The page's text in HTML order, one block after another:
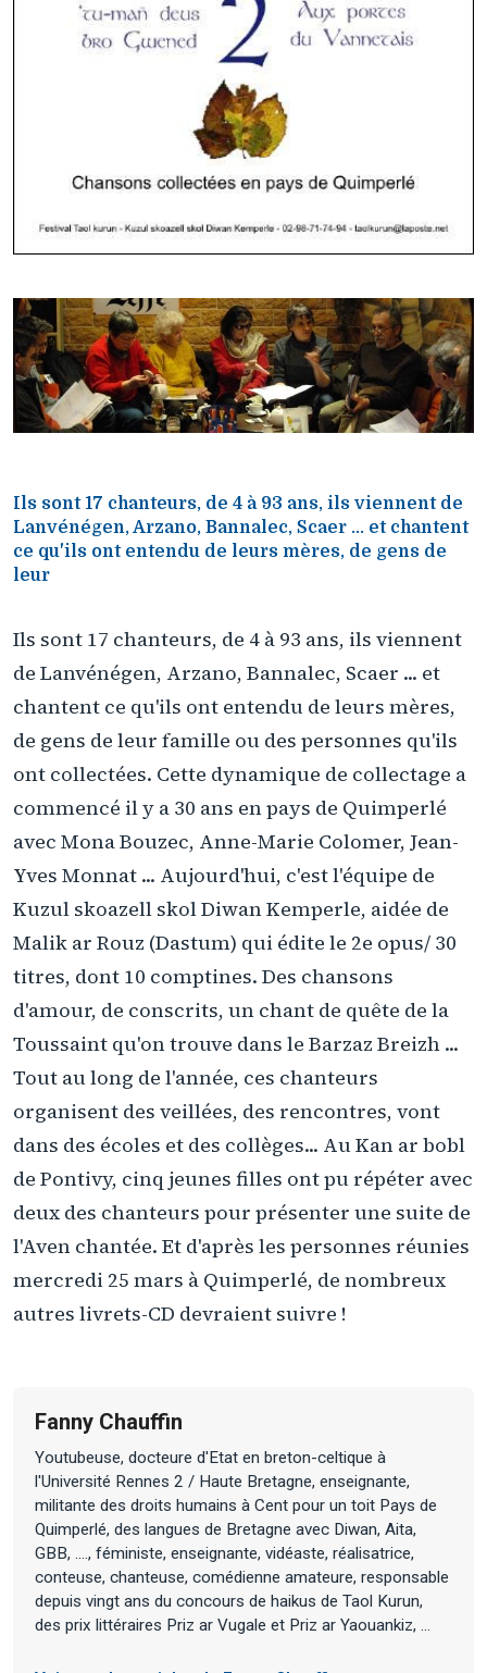
Ils sont 17 chanteurs, de 4 à 93 ans, ils viennent de
Lanvénégen, Arzano, Bannalec, Scaer ... et chantent
ce qu'ils ont entendu de leurs mères, de gens de
leur
Ils sont 17 chanteurs, de 4 à 93 ans, ils viennent
de Lanvénégen, Arzano, Bannalec, Scaer ... et
chantent ce qu'ils ont entendu de leurs mères,
de gens de leur famille ou des personnes qu'ils
ont collectées. Cette dynamique de collectage a
commencé il y a 30 ans en pays de Quimperlé
avec Mona Bouzec, Anne-Marie Colomer, Jean-
Yves Monnat ... Aujourd'hui, c'est l'équipe de
Kuzul skoazell skol Diwan Kemperle, aidée de
Malik ar Rouz (Dastum) qui édite le 2e opus/ 30
titres, dont 10 comptines. Des chansons
d'amour, de conscrits, un chant de quête de la
Toussaint qu'on trouve dans le Barzaz Breizh ...
Tout au long de l'année, ces chanteurs
organisent des veillées, des rencontres, vont
dans des écoles et des collèges... Au Kan ar bobl
de Pontivy, cinq jeunes filles ont pu répéter avec
deux des chanteurs pour présenter une suite de
l'Aven chantée. Et d'après les personnes réunies
mercredi 25 mars à Quimperlé, de nombreux
autres livrets-CD devraient suivre !
Fanny Chauffin
Youtubeuse, docteure d'Etat en breton-celtique à
l'Université Rennes 2 / Haute Bretagne, enseignante,
militante des droits humains à Cent pour un toit Pays de
Quimperlé, des langues de Bretagne avec Diwan, Aita,
GBB, ...., féministe, enseignante, vidéaste, réalisatrice,
conteuse, chanteuse, comédienne amateure, responsable
depuis vingt ans du concours de haikus de Taol Kurun,
des prix littéraires Priz ar Vugale et Priz ar Yaouankiz, ...